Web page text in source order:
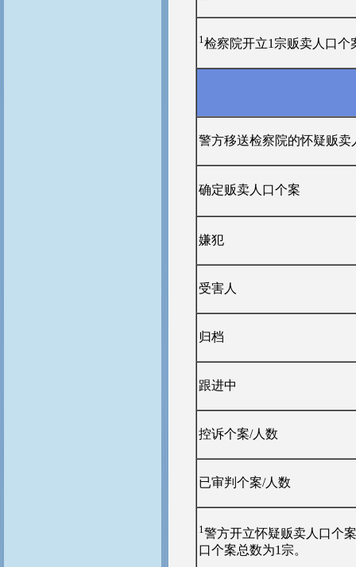
1检察院开立1宗贩卖人口个
警方移送检察院的怀疑贩卖
确定贩卖人口个案
嫌犯
受害人
归档
跟进中
控诉个案/人数
已审判个案/人数
1警方开立怀疑贩卖人口个
口个案总数为1宗。